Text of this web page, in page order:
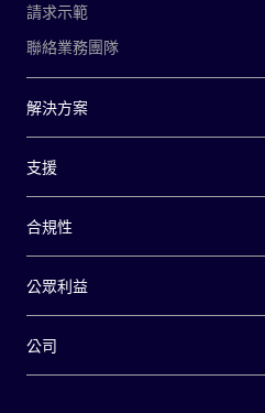
請求示範
聯絡業務團隊
解決方案
支援
合規性
公眾利益
公司